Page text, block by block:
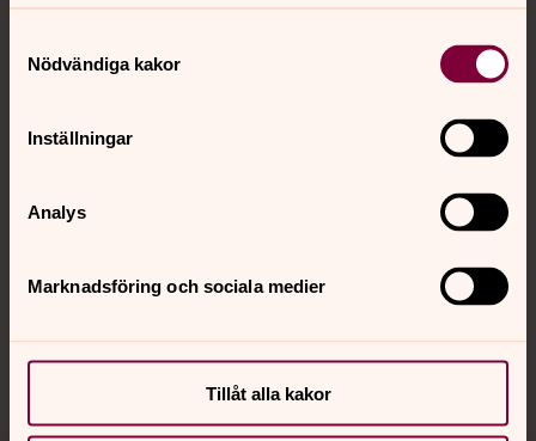
Nödvändiga kakor
Inställningar
Analys
Marknadsföring och sociala medier
Tillåt alla kakor
Hitta snabbt
Sociala kanaler